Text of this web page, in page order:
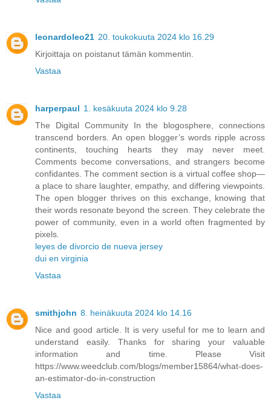
leonardoleo21 20. toukokuuta 2024 klo 16.29
Kirjoittaja on poistanut tämän kommentin.
Vastaa
harperpaul 1. kesäkuuta 2024 klo 9.28
The Digital Community In the blogosphere, connections
transcend borders. An open blogger’s words ripple across
continents, touching hearts they may never meet.
Comments become conversations, and strangers become
confidantes. The comment section is a virtual coffee shop—
a place to share laughter, empathy, and differing viewpoints.
The open blogger thrives on this exchange, knowing that
their words resonate beyond the screen. They celebrate the
power of community, even in a world often fragmented by
pixels.
leyes de divorcio de nueva jersey
dui en virginia
Vastaa
smithjohn 8. heinäkuuta 2024 klo 14.16
Nice and good article. It is very useful for me to learn and
understand easily. Thanks for sharing your valuable
information and time. Please Visit
https://www.weedclub.com/blogs/member15864/what-does-
an-estimator-do-in-construction
Vastaa